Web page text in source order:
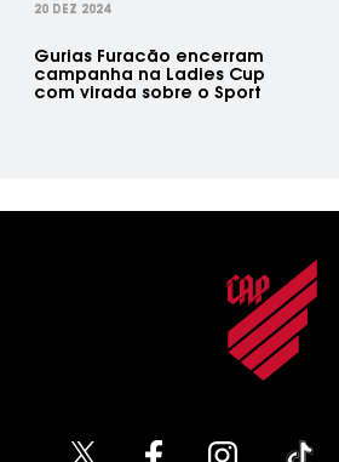
20 DEZ 2024
Gurias Furacão encerram
campanha na Ladies Cup
com virada sobre o Sport